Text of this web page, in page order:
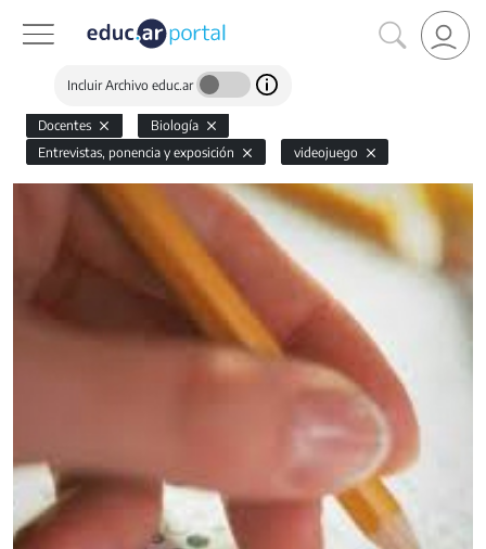
Incluir Archivo educ.ar
Docentes
Biología
Entrevistas, ponencia y exposición
videojuego